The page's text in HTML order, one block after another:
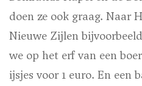
doen ze ook graag. Naar
Nieuwe Zijlen
we op het erf van een
ijsjes voor 1 euro. En een